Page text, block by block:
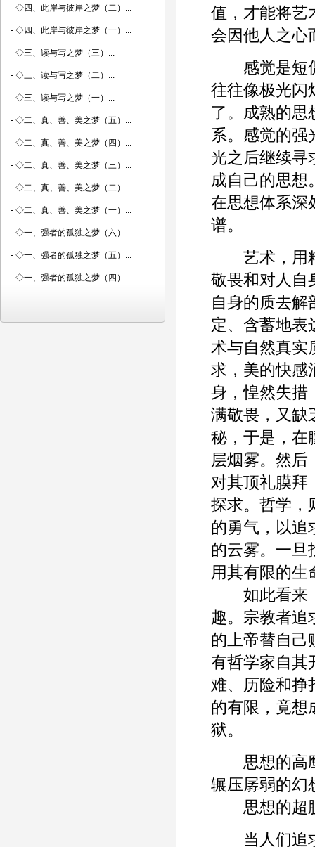
值，才能将艺
会因他人之心
感觉是短促
往往像极光闪
了。成熟的思
系。感觉的强
光之后继续寻
成自己的思想
在思想体系深
谱。
艺术，用精
敬畏和对人自
自身的质去解
定、含蓄地表
术与自然真实
求，美的快感
身，惶然失措
满敬畏，又缺
秘，于是，在
层烟雾。然后
对其顶礼膜拜
探求。哲学，
的勇气，以追
的云雾。一旦
用其有限的生
如此看来，
趣。宗教者追
的上帝替自己
有哲学家自其
难、历险和挣
的有限，竟想
狱。
思想的高鹰
辗压孱弱的幻
思想的超脱
当人们追求
- ◇四、此岸与彼岸之梦（二）...
- ◇四、此岸与彼岸之梦（一）...
- ◇三、读与写之梦（三）...
- ◇三、读与写之梦（二）...
- ◇三、读与写之梦（一）...
- ◇二、真、善、美之梦（五）...
- ◇二、真、善、美之梦（四）...
- ◇二、真、善、美之梦（三）...
- ◇二、真、善、美之梦（二）...
- ◇二、真、善、美之梦（一）...
- ◇一、强者的孤独之梦（六）...
- ◇一、强者的孤独之梦（五）...
- ◇一、强者的孤独之梦（四）...